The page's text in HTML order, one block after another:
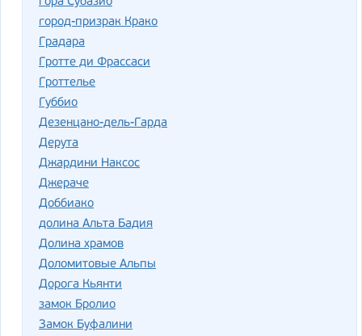
город-призрак Крако
Градара
Гротте ди Фрассаси
Гроттелье
Губбио
Дезенцано-дель-Гарда
Дерута
Джардини Наксос
Джераче
Доббиако
долина Альта Бадия
Долина храмов
Доломитовые Альпы
Дорога Кьянти
замок Бролио
Замок Буфалини